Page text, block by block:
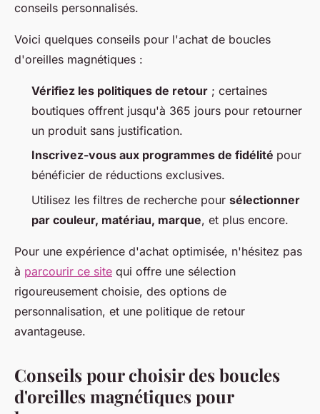
conseils personnalisés.
Voici quelques conseils pour l'achat de boucles
d'oreilles magnétiques :
Vérifiez les politiques de retour ; certaines
boutiques offrent jusqu'à 365 jours pour retourner
un produit sans justification.
Inscrivez-vous aux programmes de fidélité pour
bénéficier de réductions exclusives.
Utilisez les filtres de recherche pour sélectionner
par couleur, matériau, marque, et plus encore.
Pour une expérience d'achat optimisée, n'hésitez pas
à parcourir ce site qui offre une sélection
rigoureusement choisie, des options de
personnalisation, et une politique de retour
avantageuse.
Conseils pour choisir des boucles
d'oreilles magnétiques pour